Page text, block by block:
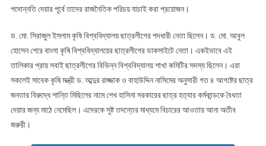
পদোন্নতি দেয়ার পূর্বে তাদের রাজনৈতিক পরিচয় যাচাই করা প্রয়োজন।
ড. মো. সিরাজুল ইসলাম কৃষি বিশ্ববিদ্যালয় ছাত্রলীগের পদধারী নেতা ছিলেন। ড. মো. আবুল
হোসেন শেরে বাংলা কৃষি বিশ্ববিদ্যালয়ের ছাত্রলীগের ডাকসাইটে নেতা। একইভাবে এই
তালিকার প্রায় সবাই ছাত্রলীগের বিভিন্ন বিশ্ববিদ্যালয় শাখা কমিটির সদস্য ছিলেন। এরা
সকলেই সাবেক কৃষি মন্ত্রী ড. আব্দুর রাজ্জাক ও বাহাউদ্দিন নাসিমের অনুসারী গত ৪ আগষ্টের ছাত্র
জনতার বিরুদ্ধে শান্তি মিছিলের নামে শেখ হাসিনা সরকারের ছাত্র হত্যার কর্মকান্ডকে বৈধতা
দেয়ার জন্য মাঠে নেমেছিল। এদেরকে সুষ্ট তদন্তের মাধ্যমে বিচারের আওতায় আনা অতীব
জরুরী।